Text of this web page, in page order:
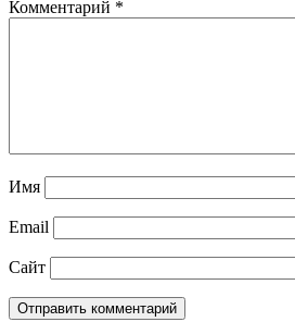
Комментарий *
Имя
Email
Сайт